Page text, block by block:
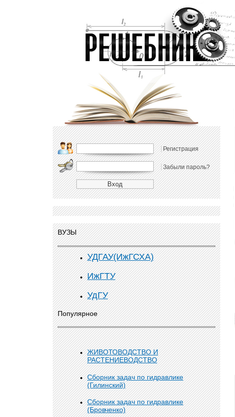
Регистрация
Забыли пароль?
ВУЗЫ
УДГАУ(ИжГСХА)
ИжГТУ
УдГУ
Популярное
ЖИВОТОВОДСТВО И
РАСТЕНИЕВОДСТВО
Сборник задач по гидравлике
(Гилинский)
Сборник задач по гидравлике
(Бровченко)